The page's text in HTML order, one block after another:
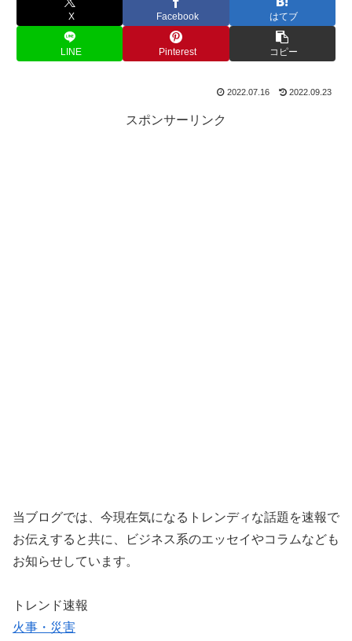
X Facebook はてブ
LINE Pinterest コピー
2022.07.16 2022.09.23
スポンサーリンク
当ブログでは、今現在気になるトレンディな話題を速報で
お伝えすると共に、ビジネス系のエッセイやコラムなども
お知らせしています。
トレンド速報
火事・災害